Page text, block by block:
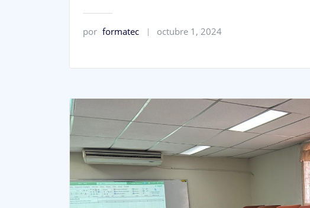
por formatec octubre 1, 2024